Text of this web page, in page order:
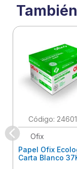
:
Ofix
Papel Ofix
Carta Blanco